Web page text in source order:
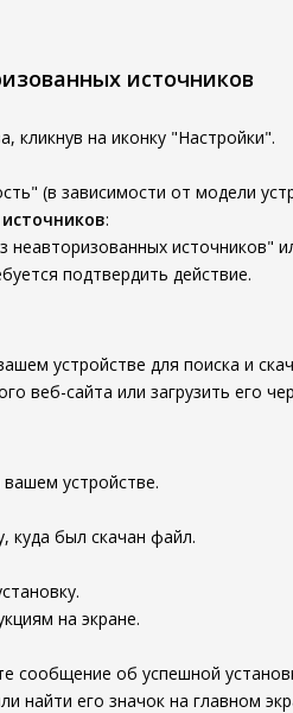
источников
кликнув на иконку "Настройки".
(в зависимости от модели
:
источников"
подтвердить действие.
устройстве для поиска и
веб-сайта или загрузить его
устройстве.
куда был скачан файл.
на экране.
сообщение об успешной
найти его значок на главном